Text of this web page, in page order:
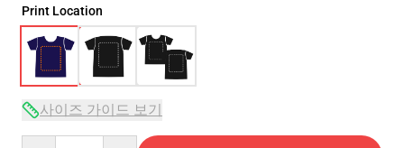
Print Location
사이즈 가이드 보기